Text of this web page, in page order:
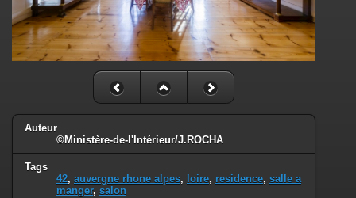
Auteur
©Ministère-de-l'Intérieur/J.ROCHA
Tags
42, auvergne rhone alpes, loire, residence, salle a
manger, salon